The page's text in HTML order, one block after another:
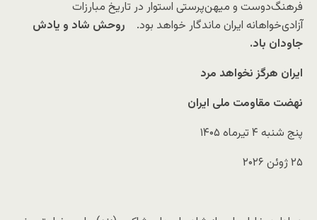
فرهنگ‌دوست و میهن‌پرستی استوار در تاریخ مبارزات
آزادی‌خواهانه ایران ماندگار خواهد بود. روحش شاد و یادش
جاودان باد.
ایران هرگز نخواهد مرد
نهضت مقاومت ملی ایران
پنج شنبه ۴ تیرماه ۱۴۰۵
۲۵ ژوئن ۲۰۲۶